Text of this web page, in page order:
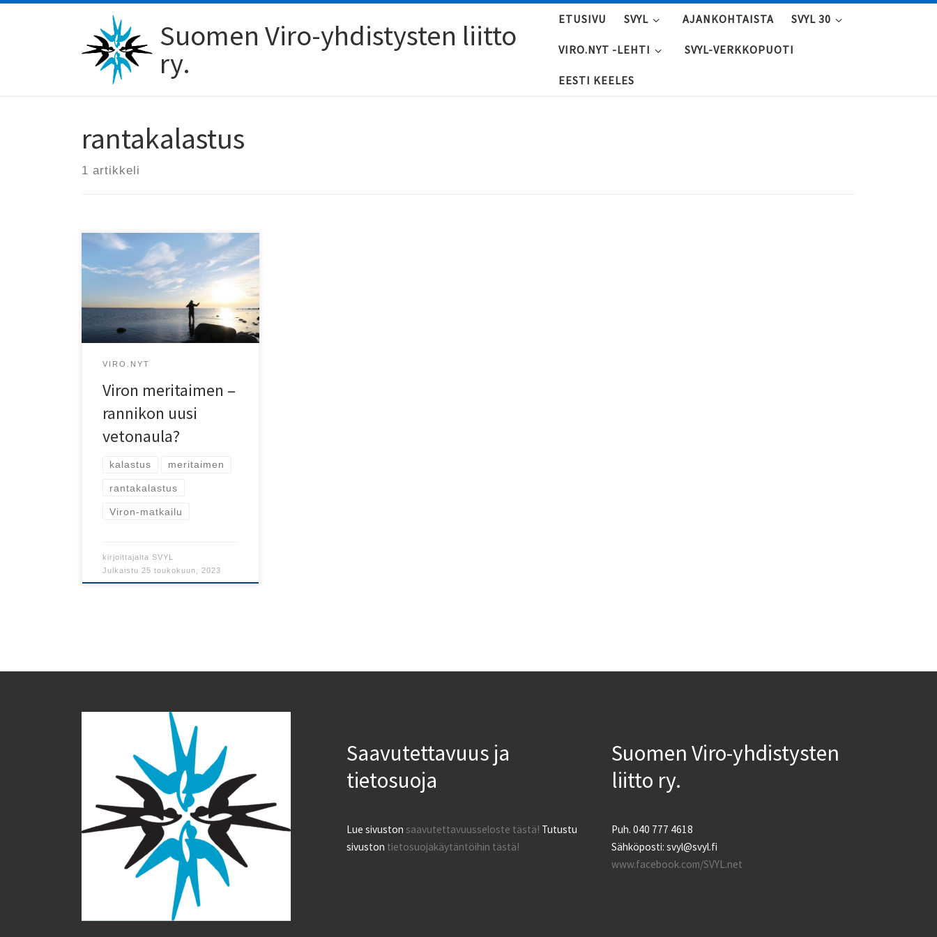
Suomen Viro-yhdistysten liitto
ry.
ETUSIVU SVYL AJANKOHTAISTA SVYL 30
VIRO.NYT -LEHTI SVYL-VERKKOPUOTI
EESTI KEELES
rantakalastus
1 artikkeli
Viro tarjoaa kalastajallekin
paljon, ja sen rannikko on kuin
luotu meritaimenen rannalta
kalastamiseen.
VIRO.NYT
Viron meritaimen –
rannikon uusi
vetonaula?
kalastus meritaimen
rantakalastus
Viron-matkailu
kirjoittajaltaSVYL
Julkaistu 25 toukokuun, 2023
Saavutettavuus ja
tietosuoja
Lue sivuston saavutettavuusseloste tästä! Tutustu
sivuston tietosuojakäytäntöihin tästä!
Suomen Viro-yhdistysten
liitto ry.
Puh. 040 777 4618
Sähköposti: svyl@svyl.fi
www.facebook.com/SVYL.net